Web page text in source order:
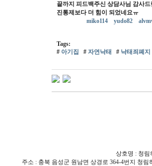
끝까지 피드백주신 상담사님 감사드
진통제보다 더 힘이 되었네요ㅠ
miko114
yudo82
Tags:
# 아기집 # 자연낙태 # 낙태죄폐지
상호명 : 청림
주소 : 충북 음성군 원남면 상경로 364-4번지 청림